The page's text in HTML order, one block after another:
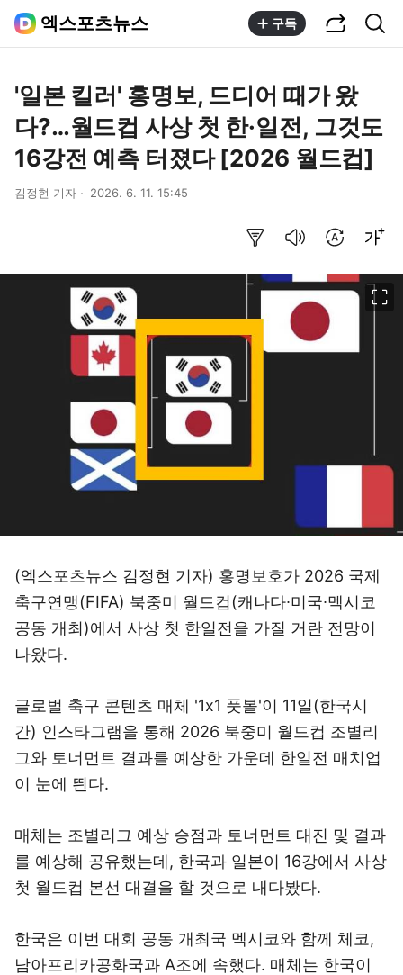
엑스포츠뉴스 구독
'일본 킬러' 홍명보, 드디어 때가 왔
다?…월드컵 사상 첫 한·일전, 그것도
16강전 예측 터졌다 [2026 월드컵]
김정현 기자 2026. 6. 11. 15:45
(엑스포츠뉴스 김정현 기자) 홍명보호가 2026 국제
축구연맹(FIFA) 북중미 월드컵(캐나다∙미국∙멕시코
공동 개최)에서 사상 첫 한일전을 가질 거란 전망이
나왔다.
글로벌 축구 콘텐츠 매체 '1x1 풋볼'이 11일(한국시
간) 인스타그램을 통해 2026 북중미 월드컵 조별리
그와 토너먼트 결과를 예상한 가운데 한일전 매치업
이 눈에 띈다.
매체는 조별리그 예상 승점과 토너먼트 대진 및 결과
를 예상해 공유했는데, 한국과 일본이 16강에서 사상
첫 월드컵 본선 대결을 할 것으로 내다봤다.
한국은 이번 대회 공동 개최국 멕시코와 함께 체코,
남아프리카공화국과 A조에 속했다. 매체는 한국이